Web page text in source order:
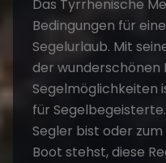
Das Tyrrhenische
Bedingungen für
Segelurlaub. Mit
der wunderschönen
Segelmöglichkeiten
für
Segler bist oder
Boot stehst, diese